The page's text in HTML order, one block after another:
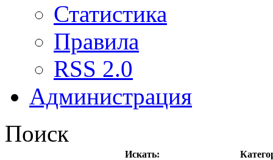
Статистика
Правила
RSS 2.0
Администрация
Поиск
Искать: